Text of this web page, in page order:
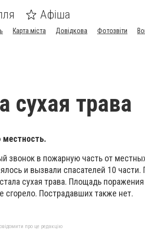
Афіша
Карта міста Довідкова Фотозвіти
сухая трава
звонок в пожарную часть от
и вызвали спасателей 10 части.
сухая трава. Площадь поражения
сгорело. Пострадавших также нет.
про це редакцію